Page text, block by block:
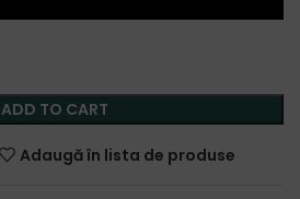
ADD TO CART
Adaugă în lista de produse